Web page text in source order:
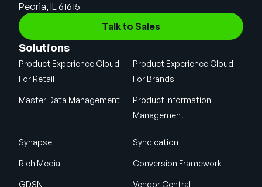
Peoria, IL 61615
Talk to Sales
Solutions
Product Experience Cloud
For Retail
Product Experience Cloud
For Brands
Master Data Management
Product Information
Management
Synapse Syndication
Rich Media Conversion Framework
GDSN Vendor Central